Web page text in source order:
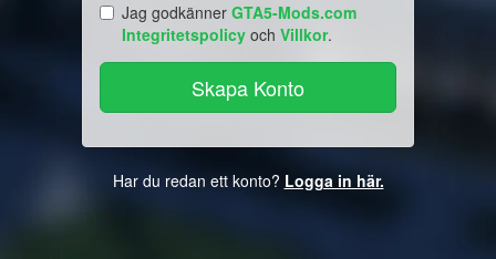
Jag godkänner GTA5-Mods.com
Integritetspolicy och Villkor.
Har du redan ett konto? Logga in här.